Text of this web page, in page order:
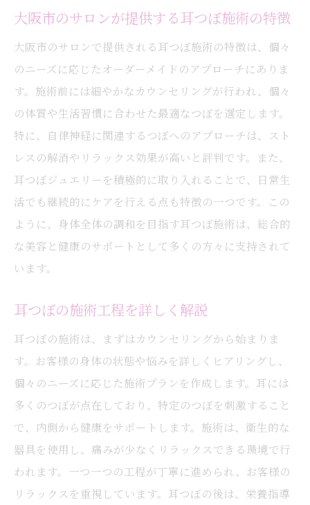
大阪市のサロンが提供する耳つぼ施術の特徴
大阪市のサロンで提供される耳つぼ施術の特徴は、個々
のニーズに応じたオーダーメイドのアプローチにありま
す。施術前には細やかなカウンセリングが行われ、個々
の体質や生活習慣に合わせた最適なつぼを選定します。
特に、自律神経に関連するつぼへのアプローチは、スト
レスの解消やリラックス効果が高いと評判です。また、
耳つぼジュエリーを積極的に取り入れることで、日常生
活でも継続的にケアを行える点も特徴の一つです。この
ように、身体全体の調和を目指す耳つぼ施術は、総合的
な美容と健康のサポートとして多くの方々に支持されて
います。
耳つぼの施術工程を詳しく解説
耳つぼの施術は、まずはカウンセリングから始まりま
す。お客様の身体の状態や悩みを詳しくヒアリングし、
個々のニーズに応じた施術プランを作成します。耳には
多くのつぼが点在しており、特定のつぼを刺激すること
で、内側から健康をサポートします。施術は、衛生的な
器具を使用し、痛みが少なくリラックスできる環境で行
われます。一つ一つの工程が丁寧に進められ、お客様の
リラックスを重視しています。耳つぼの後は、栄養指導